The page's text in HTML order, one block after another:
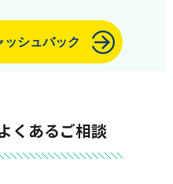
ッシュバック
くあるご相談